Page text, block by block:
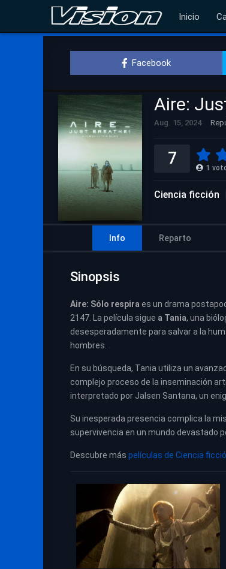
Inicio
Facebook
Aire:
Aug. 15, 2024
7 1
Ciencia ficción
Info Reparto
Sinopsis
Aire: Sólo respira es un drama
2147. La película sigue a Tania, una
desesperadamente para salvar a la
hombres.
En su búsqueda, Tania utiliza un
complejo proceso de la inseminación
interpretado por Jalsen Santana, un
Su inesperada presencia complica la
supervivencia en un mundo devastado
Descubre más películas de Ciencia